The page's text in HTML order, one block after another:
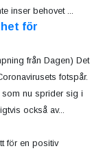
inser behovet ...
för
från Dagen) Det
fotspår.
nu sprider sig i
också av...
för en positiv